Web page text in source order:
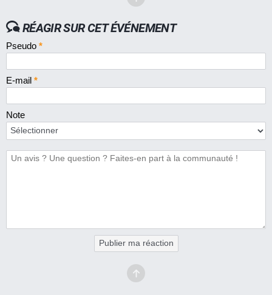
RÉAGIR SUR CET ÉVÉNEMENT
Pseudo *
E-mail *
Note
Publier ma réaction